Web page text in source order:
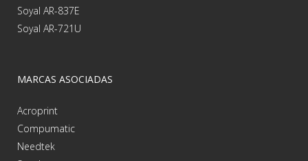
Soyal AR-837E
Soyal AR-721U
MARCAS ASOCIADAS
Acroprint
Compumatic
Needtek